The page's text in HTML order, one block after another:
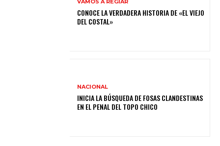
VAMOS A REGIAR
CONOCE LA VERDADERA HISTORIA DE «EL VIEJO
DEL COSTAL»
NACIONAL
INICIA LA BÚSQUEDA DE FOSAS CLANDESTINAS
EN EL PENAL DEL TOPO CHICO